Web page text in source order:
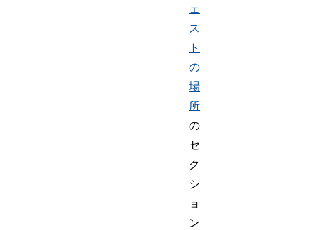
ェ
ス
ト
の
場
所
の
セ
ク
シ
ョ
ン